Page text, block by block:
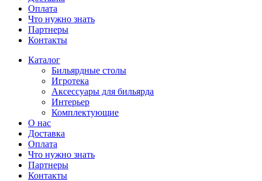
Оплата
Что нужно знать
Партнеры
Контакты
Каталог
Бильярдные столы
Игротека
Аксессуары для бильярда
Интерьер
Комплектующие
О нас
Доставка
Оплата
Что нужно знать
Партнеры
Контакты